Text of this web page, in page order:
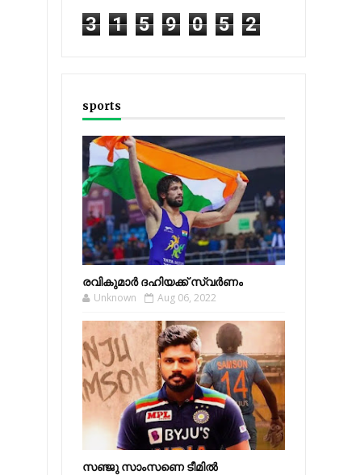
3 1 5 9 0 5 2
sports
രവികുമാര്‍ ദഹിയക്ക് സ്വര്‍ണം
Unknown Aug 06, 2022
സഞ്ജു സാംസണെ ടീമില്‍